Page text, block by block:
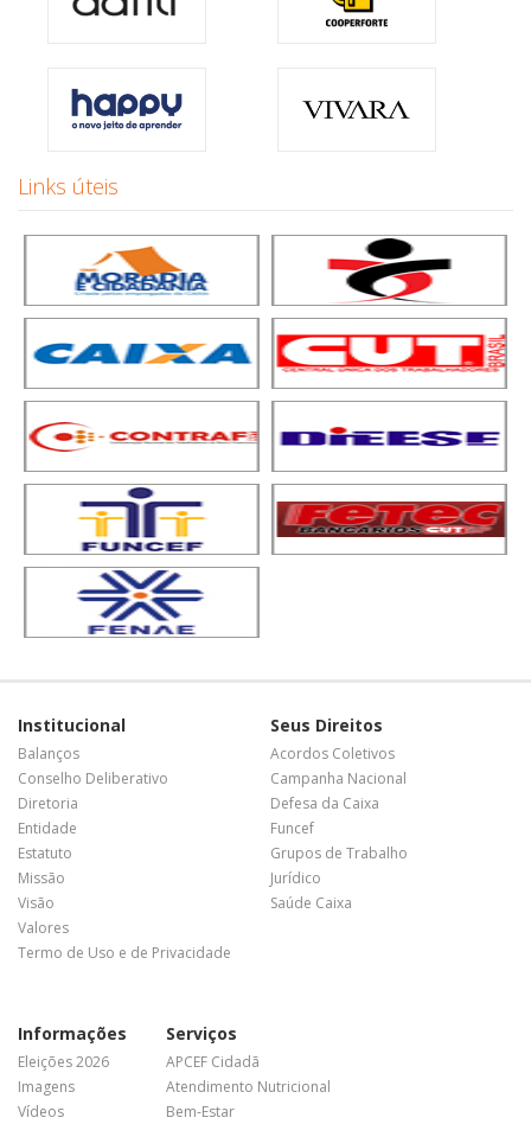
Links úteis
Institucional
Balanços
Conselho Deliberativo
Diretoria
Entidade
Estatuto
Missão
Visão
Valores
Termo de Uso e de Privacidade
Seus Direitos
Acordos Coletivos
Campanha Nacional
Defesa da Caixa
Funcef
Grupos de Trabalho
Jurídico
Saúde Caixa
Informações
Eleições 2026
Imagens
Vídeos
Serviços
APCEF Cidadã
Atendimento Nutricional
Bem-Estar